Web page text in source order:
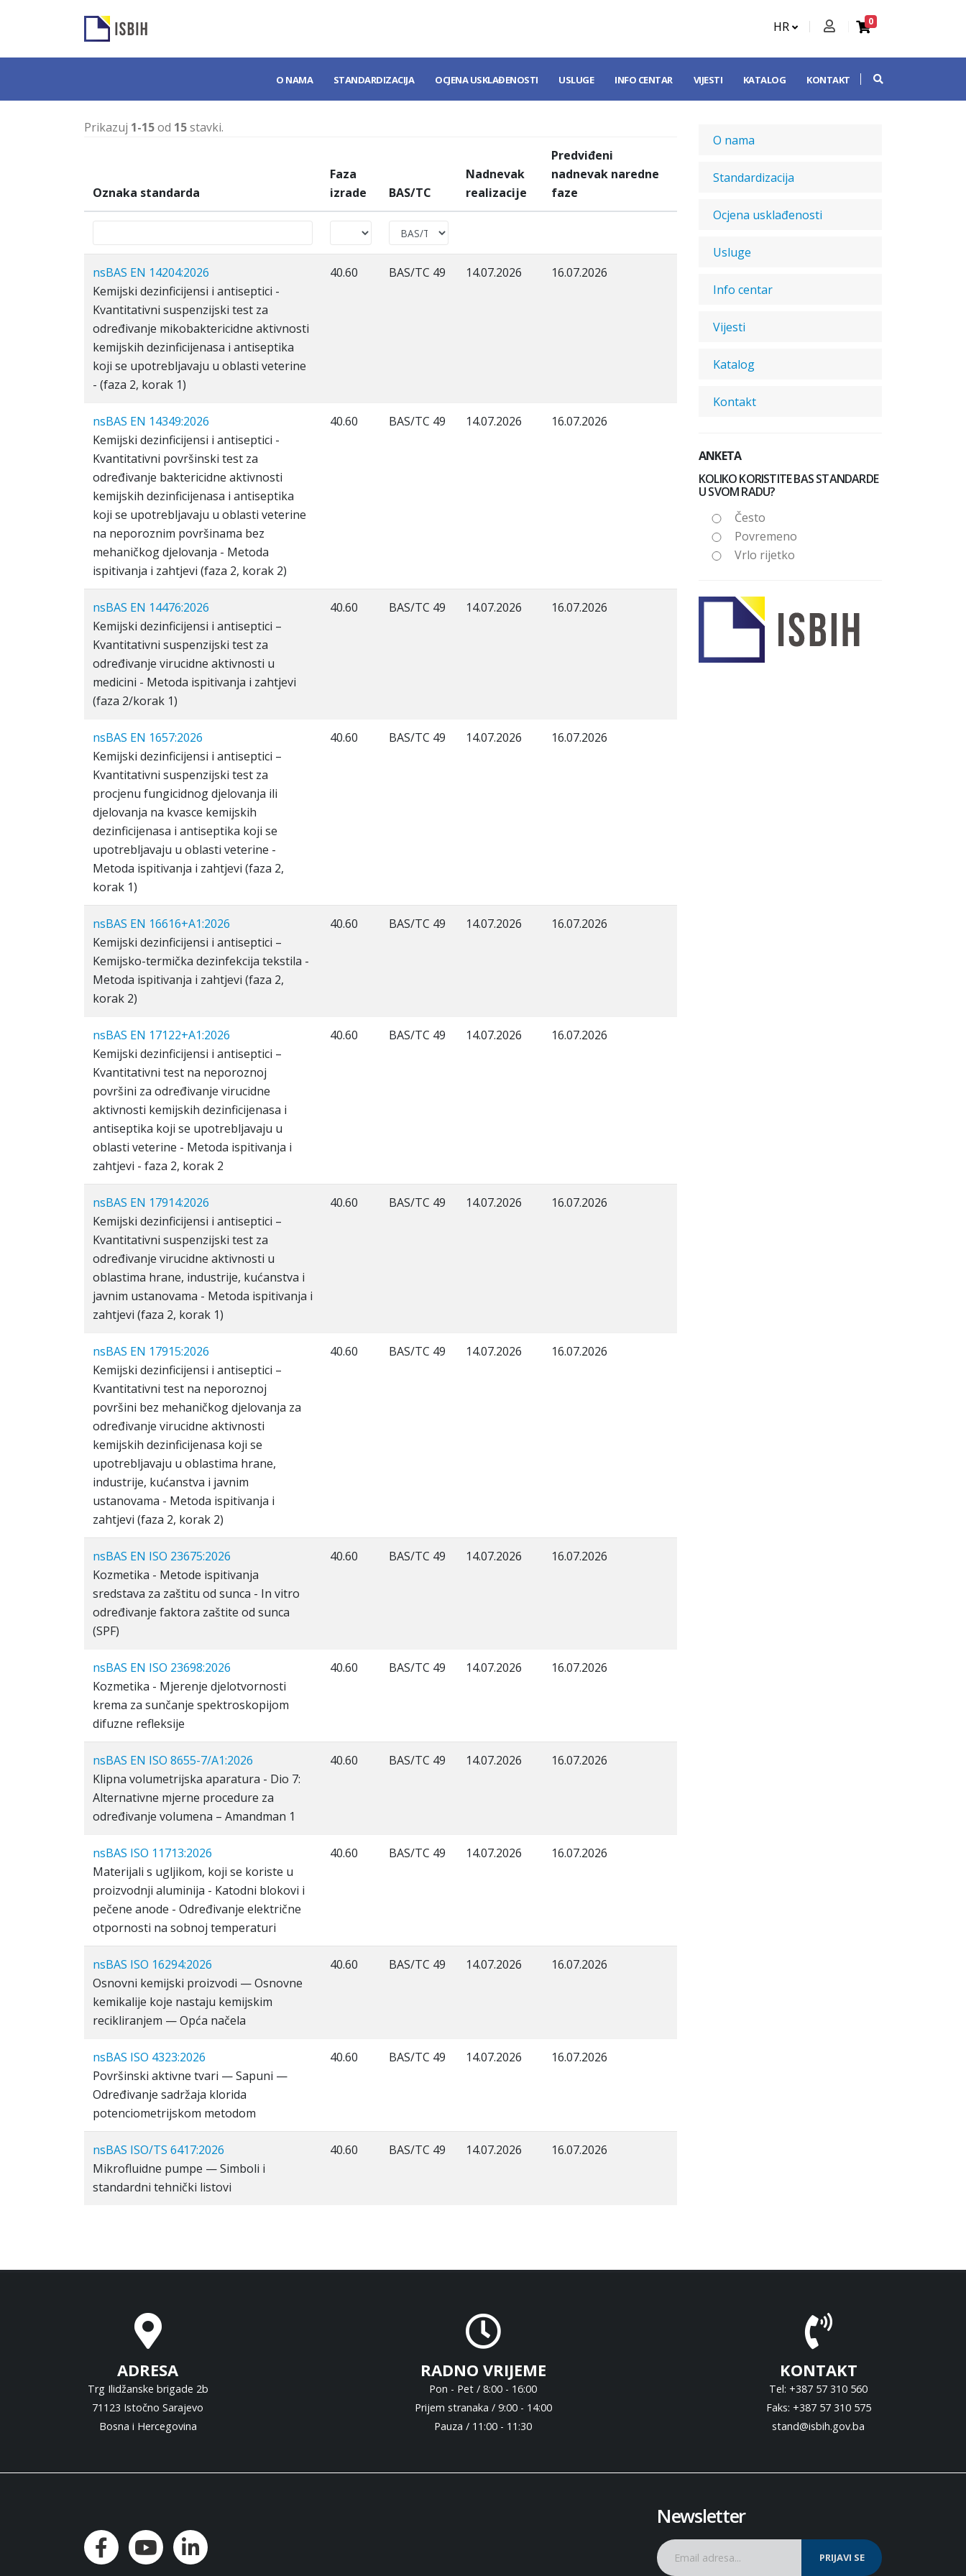
HR 0
O NAMA STANDARDIZACIJA OCJENA USKLAĐENOSTI USLUGE INFO CENTAR VIJESTI KATALOG KONTAKT
Prikazuj 1-15od 15stavki.
Oznaka standarda
Faza
izrade
BAS/TC
Nadnevak
realizacije
Predviđeni
nadnevak naredne
faze
nsBAS EN 14204:2026
Kemijski dezinficijensi i antiseptici -
Kvantitativni suspenzijski test za
određivanje mikobaktericidne aktivnosti
kemijskih dezinficijenasa i antiseptika
koji se upotrebljavaju u oblasti veterine
- (faza 2, korak 1)
40.60 BAS/TC 49 14.07.2026 16.07.2026
nsBAS EN 14349:2026
Kemijski dezinficijensi i antiseptici -
Kvantitativni površinski test za
određivanje baktericidne aktivnosti
kemijskih dezinficijenasa i antiseptika
koji se upotrebljavaju u oblasti veterine
na neporoznim površinama bez
mehaničkog djelovanja - Metoda
ispitivanja i zahtjevi (faza 2, korak 2)
40.60 BAS/TC 49 14.07.2026 16.07.2026
nsBAS EN 14476:2026
Kemijski dezinficijensi i antiseptici –
Kvantitativni suspenzijski test za
određivanje virucidne aktivnosti u
medicini - Metoda ispitivanja i zahtjevi
(faza 2/korak 1)
40.60 BAS/TC 49 14.07.2026 16.07.2026
nsBAS EN 1657:2026
Kemijski dezinficijensi i antiseptici –
Kvantitativni suspenzijski test za
procjenu fungicidnog djelovanja ili
djelovanja na kvasce kemijskih
dezinficijenasa i antiseptika koji se
upotrebljavaju u oblasti veterine -
Metoda ispitivanja i zahtjevi (faza 2,
korak 1)
40.60 BAS/TC 49 14.07.2026 16.07.2026
nsBAS EN 16616+A1:2026
Kemijski dezinficijensi i antiseptici –
Kemijsko-termička dezinfekcija tekstila -
Metoda ispitivanja i zahtjevi (faza 2,
korak 2)
40.60 BAS/TC 49 14.07.2026 16.07.2026
nsBAS EN 17122+A1:2026
Kemijski dezinficijensi i antiseptici –
Kvantitativni test na neporoznoj
površini za određivanje virucidne
aktivnosti kemijskih dezinficijenasa i
antiseptika koji se upotrebljavaju u
oblasti veterine - Metoda ispitivanja i
zahtjevi - faza 2, korak 2
40.60 BAS/TC 49 14.07.2026 16.07.2026
nsBAS EN 17914:2026
Kemijski dezinficijensi i antiseptici –
Kvantitativni suspenzijski test za
određivanje virucidne aktivnosti u
oblastima hrane, industrije, kućanstva i
javnim ustanovama - Metoda ispitivanja i
zahtjevi (faza 2, korak 1)
40.60 BAS/TC 49 14.07.2026 16.07.2026
nsBAS EN 17915:2026
Kemijski dezinficijensi i antiseptici –
Kvantitativni test na neporoznoj
površini bez mehaničkog djelovanja za
određivanje virucidne aktivnosti
kemijskih dezinficijenasa koji se
upotrebljavaju u oblastima hrane,
industrije, kućanstva i javnim
ustanovama - Metoda ispitivanja i
zahtjevi (faza 2, korak 2)
40.60 BAS/TC 49 14.07.2026 16.07.2026
nsBAS EN ISO 23675:2026
Kozmetika - Metode ispitivanja
sredstava za zaštitu od sunca - In vitro
određivanje faktora zaštite od sunca
(SPF)
40.60 BAS/TC 49 14.07.2026 16.07.2026
nsBAS EN ISO 23698:2026
Kozmetika - Mjerenje djelotvornosti
krema za sunčanje spektroskopijom
difuzne refleksije
40.60 BAS/TC 49 14.07.2026 16.07.2026
nsBAS EN ISO 8655-7/A1:2026
Klipna volumetrijska aparatura - Dio 7:
Alternativne mjerne procedure za
određivanje volumena – Amandman 1
40.60 BAS/TC 49 14.07.2026 16.07.2026
nsBAS ISO 11713:2026
Materijali s ugljikom, koji se koriste u
proizvodnji aluminija - Katodni blokovi i
pečene anode - Određivanje električne
otpornosti na sobnoj temperaturi
40.60 BAS/TC 49 14.07.2026 16.07.2026
nsBAS ISO 16294:2026
Osnovni kemijski proizvodi — Osnovne
kemikalije koje nastaju kemijskim
recikliranjem — Opća načela
40.60 BAS/TC 49 14.07.2026 16.07.2026
nsBAS ISO 4323:2026
Površinski aktivne tvari — Sapuni —
Određivanje sadržaja klorida
potenciometrijskom metodom
40.60 BAS/TC 49 14.07.2026 16.07.2026
nsBAS ISO/TS 6417:2026
Mikrofluidne pumpe — Simboli i
standardni tehnički listovi
40.60 BAS/TC 49 14.07.2026 16.07.2026
O nama
Standardizacija
Ocjena usklađenosti
Usluge
Info centar
Vijesti
Katalog
Kontakt
ANKETA
KOLIKO KORISTITE BAS STANDARDE
U SVOM RADU?
Često
Povremeno
Vrlo rijetko
ADRESA
Trg Ilidžanske brigade 2b
71123 Istočno Sarajevo
Bosna i Hercegovina
RADNO VRIJEME
Pon - Pet / 8:00 - 16:00
Prijem stranaka / 9:00 - 14:00
Pauza / 11:00 - 11:30
KONTAKT
Tel: +387 57 310 560
Faks: +387 57 310 575
stand@isbih.gov.ba
Newsletter
PRIJAVI SE